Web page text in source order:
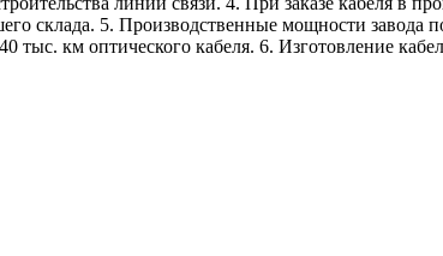
склада. 5. Производственные мощности завода
тыс. км оптического кабеля. 6. Изготовление